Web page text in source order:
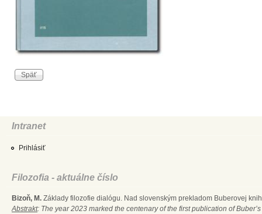
Intranet
Prihlásiť
Filozofia - aktuálne číslo
Bizoň, M. Základy filozofie dialógu. Nad slovenským prekladom Buberovej
Abstrakt: The year 2023 marked the centenary of the first publication of